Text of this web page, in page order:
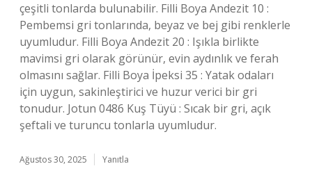
çeşitli tonlarda bulunabilir. Filli Boya Andezit 10 :
Pembemsi gri tonlarında, beyaz ve bej gibi renklerle
uyumludur. Filli Boya Andezit 20 : Işıkla birlikte
mavimsi gri olarak görünür, evin aydınlık ve ferah
olmasını sağlar. Filli Boya İpeksi 35 : Yatak odaları
için uygun, sakinleştirici ve huzur verici bir gri
tonudur. Jotun 0486 Kuş Tüyü : Sıcak bir gri, açık
şeftali ve turuncu tonlarla uyumludur.
Ağustos 30, 2025 Yanıtla